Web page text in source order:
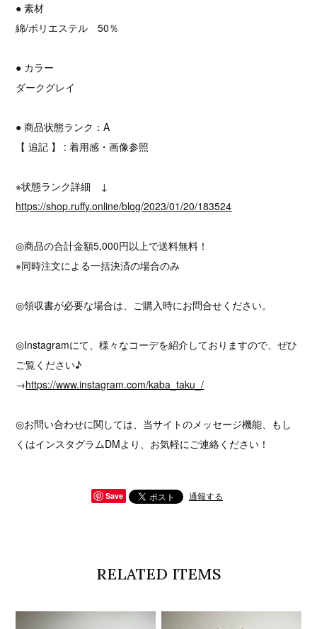
● 素材
綿/ポリエステル 50％
● カラー
ダークグレイ
● 商品状態ランク：A
【 追記 】 : 着用感・画像参照
※状態ランク詳細 ↓
https://shop.ruffy.online/blog/2023/01/20/183524
◎商品の合計金額5,000円以上で送料無料！
※同時注文による一括決済の場合のみ
◎領収書が必要な場合は、ご購入時にお問合せください。
◎Instagramにて、様々なコーデを紹介しておりますので、ぜひ
ご覧ください♪
→https://www.instagram.com/kaba_taku_/
◎お問い合わせに関しては、当サイトのメッセージ機能、もし
くはインスタグラムDMより、お気軽にご連絡ください！
Save 通報する
RELATED ITEMS